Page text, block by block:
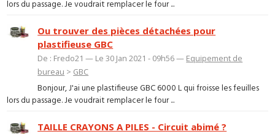
lors du passage. Je voudrait remplacer le four ...
Ou trouver des pièces détachées pour
plastifieuse GBC
De : Fredo21 — Le 30 Jan 2021 - 09h56 — Equipement de
bureau > GBC
Bonjour, J'ai une plastifieuse GBC 6000 L qui froisse les feuilles
lors du passage. Je voudrait remplacer le four ...
TAILLE CRAYONS A PILES - Circuit abimé ?